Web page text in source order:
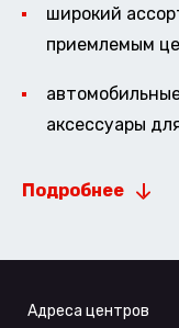
широкий
приемлемым
аксессуары
Подробнее
Адреса центров